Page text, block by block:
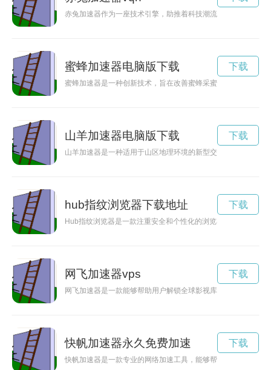
赤兔加速器作为一座技术引擎，助推着科技潮流的快速发展，
蜜蜂加速器电脑版下载
蜜蜂加速器是一种创新技术，旨在改善蜜蜂采蜜的效率和速度
下载
山羊加速器电脑版下载
山羊加速器是一种适用于山区地理环境的新型交通工具，通过
下载
hub指纹浏览器下载地址
Hub指纹浏览器是一款注重安全和个性化的浏览器，其独特之
下载
网飞加速器vps
网飞加速器是一款能够帮助用户解锁全球影视库的工具，让用
下载
快帆加速器永久免费加速
快帆加速器是一款专业的网络加速工具，能够帮助用户提升网
下载